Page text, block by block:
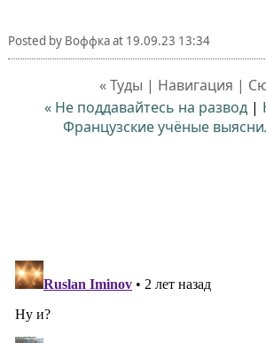
Posted by Воффкаat 19.09.23 13:34
« Туды | Навигация |
« Не поддавайтесь на развод|
Французские учёные